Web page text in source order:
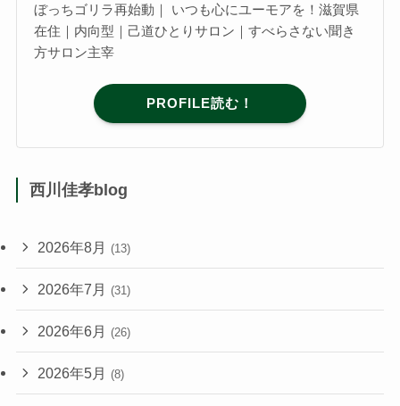
ぼっちゴリラ再始動｜ いつも心にユーモアを！滋賀県
在住｜内向型｜己道ひとりサロン｜すべらさない聞き
方サロン主宰
PROFILE読む！
西川佳孝blog
2026年8月 (13)
2026年7月 (31)
2026年6月 (26)
2026年5月 (8)